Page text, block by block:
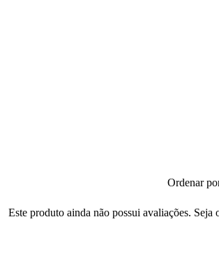
Ordenar
Este produto ainda não possui avaliações. Seja